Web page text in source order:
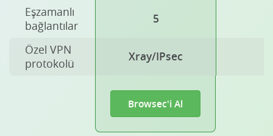
Eşzamanlı
bağlantılar
5
Özel VPN
protokolü
Xray/IPsec
Browsec'i Al